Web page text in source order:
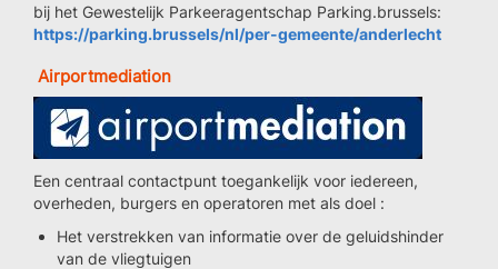
bij het Gewestelijk Parkeeragentschap Parking.brussels:
https://parking.brussels/nl/per-gemeente/anderlecht
Airportmediation
Een centraal contactpunt toegankelijk voor iedereen,
overheden, burgers en operatoren met als doel :
Het verstrekken van informatie over de geluidshinder
van de vliegtuigen